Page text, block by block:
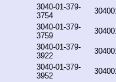
3040-01-379-
3754
3040-01-379-
3759
3040-01-379-
3922
3040-01-379-
3952